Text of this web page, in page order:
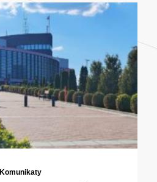
Komunikaty